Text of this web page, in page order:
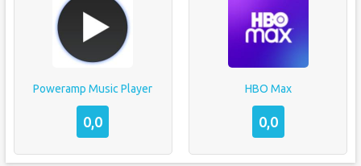
Poweramp Music Player
0,0
HBO Max
0,0